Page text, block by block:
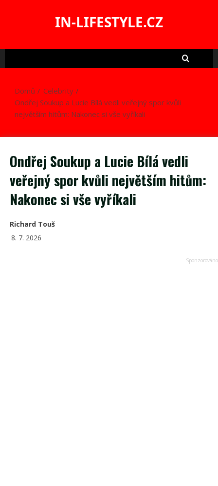
IN-LIFESTYLE.CZ
Domů
Celebrity
Ondřej Soukup a Lucie Bílá vedli veřejný spor kvůli
největším hitům: Nakonec si vše vyříkali
Ondřej Soukup a Lucie Bílá vedli
veřejný spor kvůli největším hitům:
Nakonec si vše vyříkali
Richard Touš
8. 7. 2026